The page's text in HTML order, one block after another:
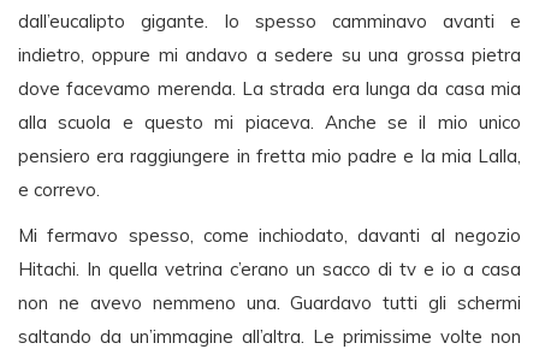
dall’eucalipto gigante. Io spesso camminavo avanti e
indietro, oppure mi andavo a sedere su una grossa pietra
dove facevamo merenda. La strada era lunga da casa mia
alla scuola e questo mi piaceva. Anche se il mio unico
pensiero era raggiungere in fretta mio padre e la mia Lalla,
e correvo.
Mi fermavo spesso, come inchiodato, davanti al negozio
Hitachi. In quella vetrina c’erano un sacco di tv e io a casa
non ne avevo nemmeno una. Guardavo tutti gli schermi
saltando da un’immagine all’altra. Le primissime volte non